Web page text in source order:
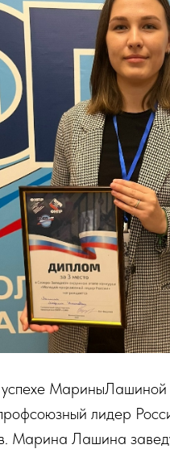
МариныЛашиной
лидер
Марина Лашина